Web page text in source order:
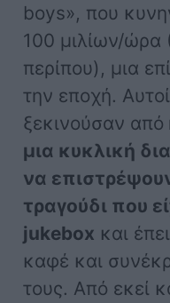
boys», που
100 μιλίων/
περίπου), μια
την εποχή.
ξεκινούσαν από
μια κυκλική
να
τραγούδι που
jukebox και
καφέ και
τους. Από εκεί